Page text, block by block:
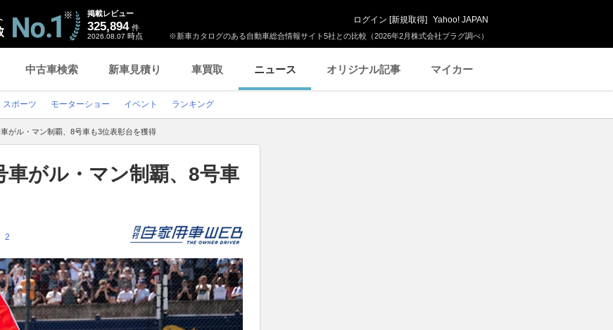
※新車カタログのある自動車総合情報サイト5社との比較（2026年2月株式会社プラグ調べ）
掲載レビュー
325,894 件
2026.08.07 時点
ログイン [新規取得] Yahoo! JAPAN
中古車検索 新車見積り 車買取 ニュース オリジナル記事 マイカー
スポーツ モーターショー イベント ランキング
がル・マン制覇、8号車も3位表彰台を獲得
車がル・マン制覇、8号車
2